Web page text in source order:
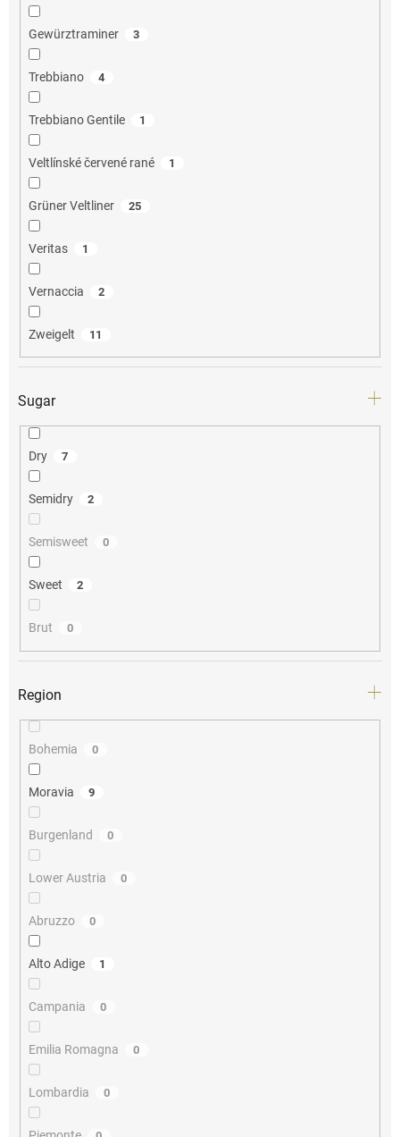
Gewürztraminer 3
Trebbiano 4
Trebbiano Gentile 1
Veltlínské červené rané 1
Grüner Veltliner 25
Veritas 1
Vernaccia 2
Zweigelt 11
Sugar
Dry 7
Semidry 2
Semisweet 0
Sweet 2
Brut 0
Region
Bohemia 0
Moravia 9
Burgenland 0
Lower Austria 0
Abruzzo 0
Alto Adige 1
Campania 0
Emilia Romagna 0
Lombardia 0